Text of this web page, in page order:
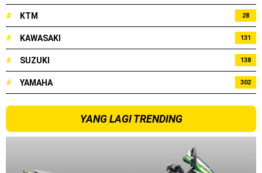
# KTM 28
# KAWASAKI 131
# SUZUKI 138
# YAMAHA 302
YANG LAGI TRENDING